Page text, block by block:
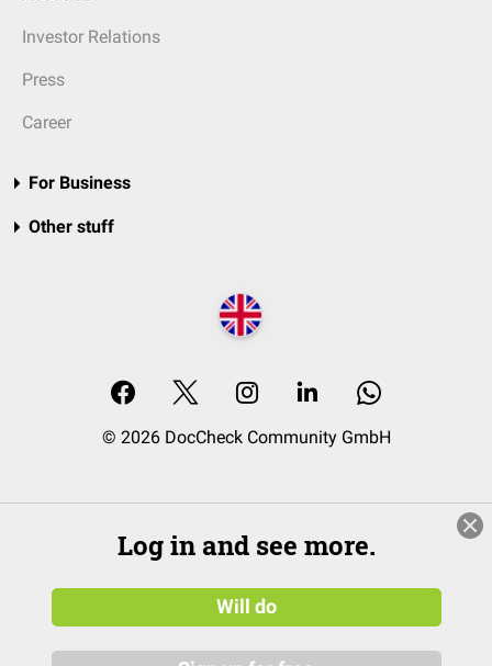
Investor Relations
Press
Career
For Business
Other stuff
© 2026 DocCheck Community GmbH
Log in and see more.
Will do